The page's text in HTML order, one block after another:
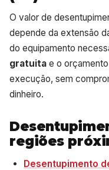
O valor de
depende da extensão
do equipamento
gratuita e o
execução, sem
dinheiro.
regiões
Desentupimento